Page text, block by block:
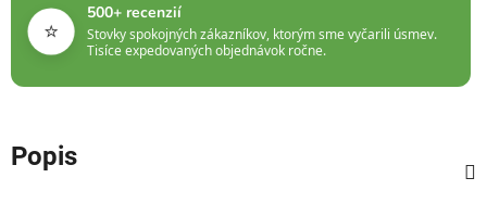
⭐
500+ recenzií
Stovky spokojných zákazníkov, ktorým sme vyčarili úsmev.
Tisíce expedovaných objednávok ročne.
Popis